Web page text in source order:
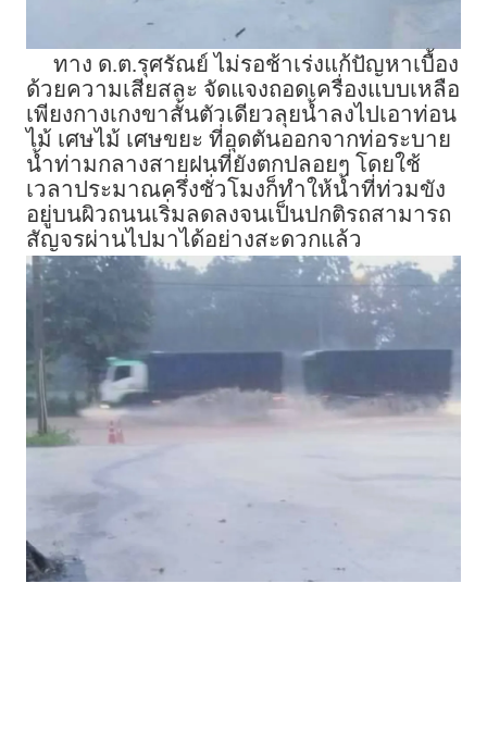
ทาง ด.ต.รุศรัณย์ ไม่รอช้าเร่งแก้ปัญหาเบื้อง
ด้วยความเสียสละ จัดแจงถอดเครื่องแบบเหลือ
เพียงกางเกงขาสั้นตัวเดียวลุยน้ำลงไปเอาท่อน
ไม้ เศษไม้ เศษขยะ ที่อุดตันออกจากท่อระบาย
น้ำท่ามกลางสายฝนที่ยังตกปลอยๆ โดยใช้
เวลาประมาณครึ่งชั่วโมงก็ทำให้น้ำที่ท่วมขัง
อยู่บนผิวถนนเริ่มลดลงจนเป็นปกติรถสามารถ
สัญจรผ่านไปมาได้อย่างสะดวกแล้ว